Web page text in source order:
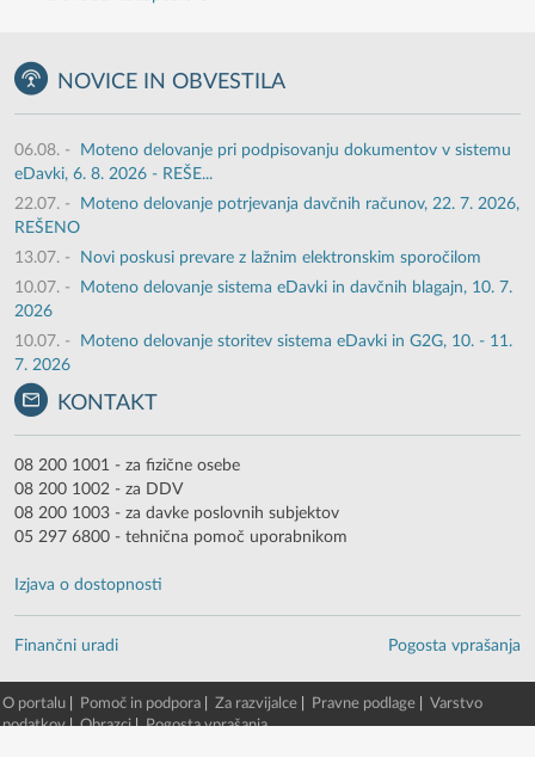
NOVICE IN OBVESTILA
06.08. -
Moteno delovanje pri podpisovanju dokumentov v sistemu
eDavki, 6. 8. 2026 - REŠE...
22.07. -
Moteno delovanje potrjevanja davčnih računov, 22. 7. 2026,
REŠENO
13.07. -
Novi poskusi prevare z lažnim elektronskim sporočilom
10.07. -
Moteno delovanje sistema eDavki in davčnih blagajn, 10. 7.
2026
10.07. -
Moteno delovanje storitev sistema eDavki in G2G, 10. - 11.
7. 2026
KONTAKT
08 200 1001 - za fizične osebe
08 200 1002 - za DDV
08 200 1003 - za davke poslovnih subjektov
05 297 6800 - tehnična pomoč uporabnikom
Izjava o dostopnosti
Finančni uradi Pogosta vprašanja
O portalu Pomoč in podpora Za razvijalce Pravne podlage
Varstvo
podatkov|Obrazci|Pogosta vprašanja